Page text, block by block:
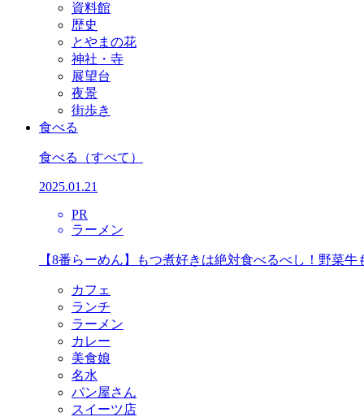
資料館
歴史
とやまの花
神社・寺
展望台
夜景
街歩き
食べる
食べる （すべて）
2025.01.21
PR
ラーメン
【8番らーめん】もつ煮好きは絶対食べるべし！野菜
カフェ
ランチ
ラーメン
カレー
美食娘
名水
パン屋さん
スイーツ店